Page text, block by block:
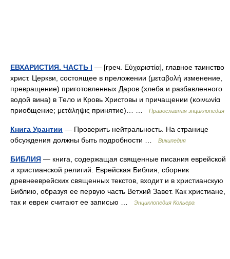
ЕВХАРИСТИЯ. ЧАСТЬ I — [греч. Εὐχαριστία], главное таинство
христ. Церкви, состоящее в преложении (μεταβολή изменение,
превращение) приготовленных Даров (хлеба и разбавленного
водой вина) в Тело и Кровь Христовы и причащении (κοινωνία
приобщение; μετάληψις принятие)… …
Православная энциклопедия
Книга Урантии — Проверить нейтральность. На странице
обсуждения должны быть подробности …
Википедия
БИБЛИЯ — книга, содержащая священные писания еврейской
и христианской религий. Еврейская Библия, сборник
древнееврейских священных текстов, входит и в христианскую
Библию, образуя ее первую часть Ветхий Завет. Как христиане,
так и евреи считают ее записью …
Энциклопедия Кольера